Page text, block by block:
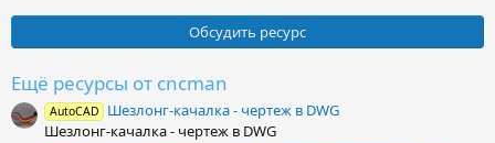
0
з
ё
з
д
Обсудить ресурс
Ещё ресурсы от cncman
AutoCAD
Шезлонг-качалка - чертеж в DWG
Шезлонг-качалка - чертеж в DWG